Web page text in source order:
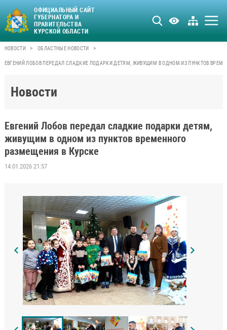
ОФИЦИАЛЬНЫЙ САЙТ
ГУБЕРНАТОРА И
ПРАВИТЕЛЬСТВА
КУРСКОЙ ОБЛАСТИ
НОВОСТИ > ОБЛАСТНЫЕ НОВОСТИ >
ЕВГЕНИЙ ЛОБОВ ПЕРЕДАЛ СЛАДКИЕ ПОДАРКИ ДЕТЯМ, ЖИВУЩИМ В ОДНОМ ИЗ ПУНКТОВ
Новости
Евгений Лобов передал сладкие подарки детям,
живущим в одном из пунктов временного
размещения в Курске
14.01.2026 21:57